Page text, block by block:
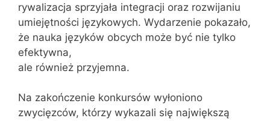
rywalizacja sprzyjała integracji oraz rozwijaniu
umiejętności językowych. Wydarzenie pokazało,
że nauka języków obcych może być nie tylko
efektywna,
ale również przyjemna.
Na zakończenie konkursów wyłoniono
zwycięzców, którzy wykazali się największą